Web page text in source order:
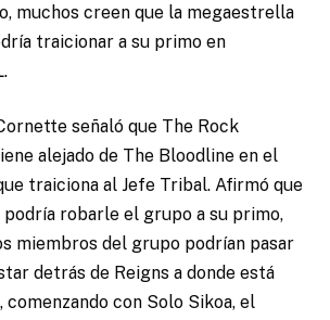
muchos creen que la megaestrella
traicionar a su primo en
señaló que The Rock
alejado de The Bloodline en el
traiciona al Jefe Tribal. Afirmó que
robarle el grupo a su primo,
miembros del grupo podrían pasar
detrás de Reigns a donde está
comenzando con Solo Sikoa, el